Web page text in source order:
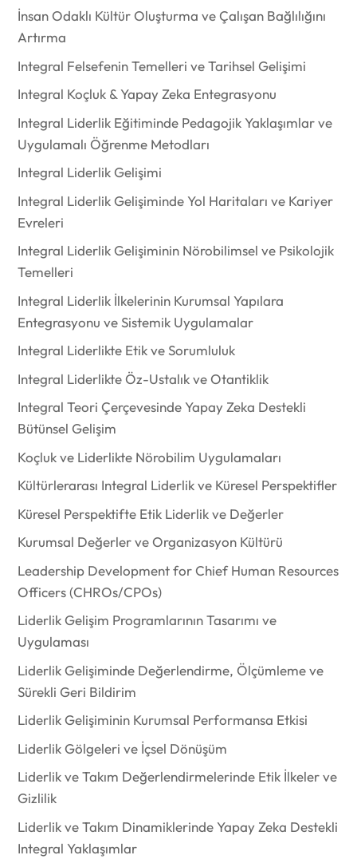
İnsan Odaklı Kültür Oluşturma ve Çalışan Bağlılığını
Artırma
Integral Felsefenin Temelleri ve Tarihsel Gelişimi
Integral Koçluk & Yapay Zeka Entegrasyonu
Integral Liderlik Eğitiminde Pedagojik Yaklaşımlar ve
Uygulamalı Öğrenme Metodları
Integral Liderlik Gelişimi
Integral Liderlik Gelişiminde Yol Haritaları ve Kariyer
Evreleri
Integral Liderlik Gelişiminin Nörobilimsel ve Psikolojik
Temelleri
Integral Liderlik İlkelerinin Kurumsal Yapılara
Entegrasyonu ve Sistemik Uygulamalar
Integral Liderlikte Etik ve Sorumluluk
Integral Liderlikte Öz-Ustalık ve Otantiklik
Integral Teori Çerçevesinde Yapay Zeka Destekli
Bütünsel Gelişim
Koçluk ve Liderlikte Nörobilim Uygulamaları
Kültürlerarası Integral Liderlik ve Küresel Perspektifler
Küresel Perspektifte Etik Liderlik ve Değerler
Kurumsal Değerler ve Organizasyon Kültürü
Leadership Development for Chief Human Resources
Officers (CHROs/CPOs)
Liderlik Gelişim Programlarının Tasarımı ve
Uygulaması
Liderlik Gelişiminde Değerlendirme, Ölçümleme ve
Sürekli Geri Bildirim
Liderlik Gelişiminin Kurumsal Performansa Etkisi
Liderlik Gölgeleri ve İçsel Dönüşüm
Liderlik ve Takım Değerlendirmelerinde Etik İlkeler ve
Gizlilik
Liderlik ve Takım Dinamiklerinde Yapay Zeka Destekli
Integral Yaklaşımlar